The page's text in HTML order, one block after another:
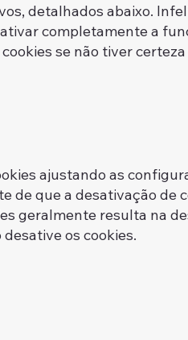
detalhados abaixo.
completamente a
se não tiver
ajustando as
de que a desativação
geralmente resulta na
os cookies.